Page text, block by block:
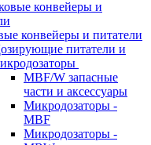
конвейеры и питатели
питатели и
MBF/W запасные
части и аксессуары
Микродозаторы -
MBF
Микродозаторы -